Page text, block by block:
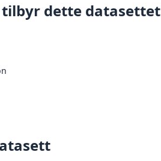
tilbyr dette datasettet